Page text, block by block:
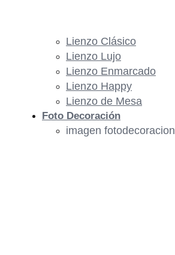
Lienzo Clásico
Lienzo Lujo
Lienzo Enmarcado
Lienzo Happy
Lienzo de Mesa
Foto Decoración
imagen fotodecoracion